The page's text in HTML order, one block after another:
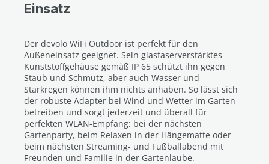
Einsatz
Der devolo WiFi Outdoor ist perfekt für den
Außeneinsatz geeignet. Sein glasfaserverstärktes
Kunststoffgehäuse gemäß IP 65 schützt ihn gegen
Staub und Schmutz, aber auch Wasser und
Starkregen können ihm nichts anhaben. So lässt sich
der robuste Adapter bei Wind und Wetter im Garten
betreiben und sorgt jederzeit und überall für
perfekten WLAN-Empfang: bei der nächsten
Gartenparty, beim Relaxen in der Hängematte oder
beim nächsten Streaming- und Fußballabend mit
Freunden und Familie in der Gartenlaube.